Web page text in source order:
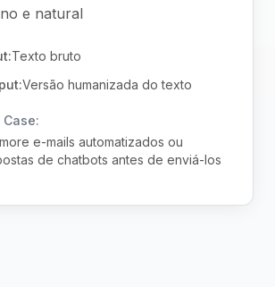
e natural
Texto bruto
Versão humanizada do texto
Case:
e-mails automatizados ou
de chatbots antes de enviá-los